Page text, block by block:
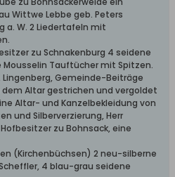
Wittwe Lebbe geb. Peters
a. W. 2 Liedertafeln mit
zu Schnakenburg 4 seidene
Mousselin Tauftücher mit Spitzen.
Lingenberg, Gemeinde-Beiträge
Altar gestrichen und vergoldet
Altar- und Kanzelbekleidung von
und Silberverzierung, Herr
zu Bohnsack, eine
(Kirchenbüchsen) 2 neu-silberne
4 blau-grau seidene